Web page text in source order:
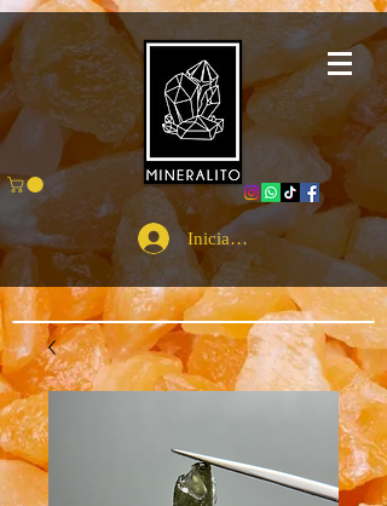
Iniciar sesión